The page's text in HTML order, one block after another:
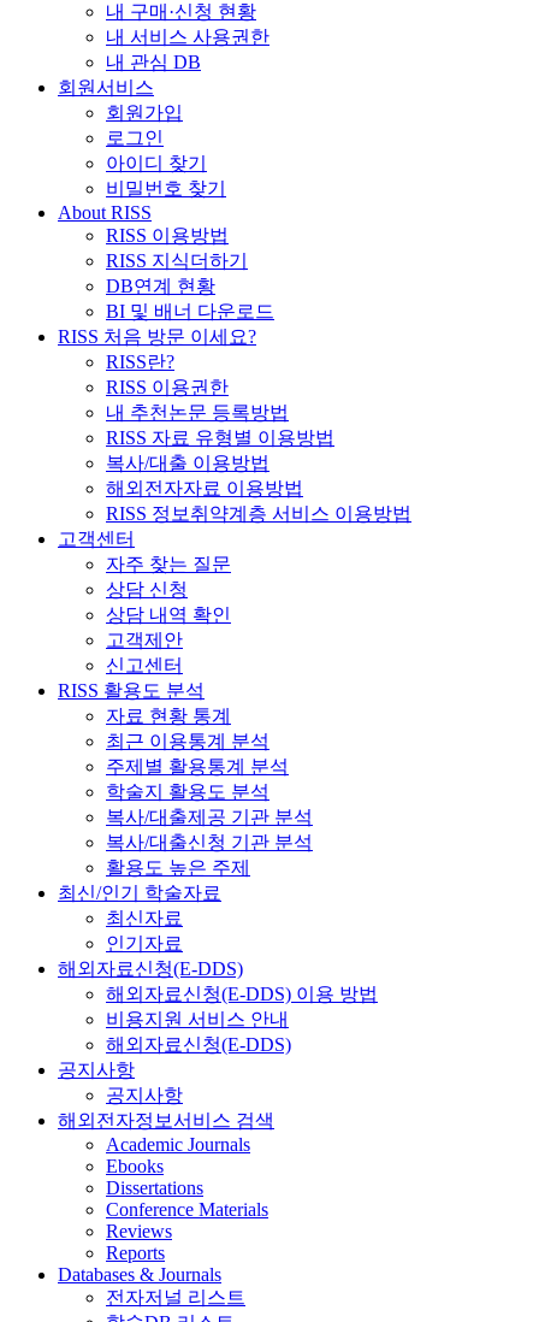
내 구매·신청 현황
내 서비스 사용권한
내 관심 DB
회원서비스
회원가입
로그인
아이디 찾기
비밀번호 찾기
About RISS
RISS 이용방법
RISS 지식더하기
DB연계 현황
BI 및 배너 다운로드
RISS 처음 방문 이세요?
RISS란?
RISS 이용권한
내 추천논문 등록방법
RISS 자료 유형별 이용방법
복사/대출 이용방법
해외전자자료 이용방법
RISS 정보취약계층 서비스 이용방법
고객센터
자주 찾는 질문
상담 신청
상담 내역 확인
고객제안
신고센터
RISS 활용도 분석
자료 현황 통계
최근 이용통계 분석
주제별 활용통계 분석
학술지 활용도 분석
복사/대출제공 기관 분석
복사/대출신청 기관 분석
활용도 높은 주제
최신/인기 학술자료
최신자료
인기자료
해외자료신청(E-DDS)
해외자료신청(E-DDS) 이용 방법
비용지원 서비스 안내
해외자료신청(E-DDS)
공지사항
공지사항
해외전자정보서비스 검색
Academic Journals
Ebooks
Dissertations
Conference Materials
Reviews
Reports
Databases & Journals
전자저널 리스트